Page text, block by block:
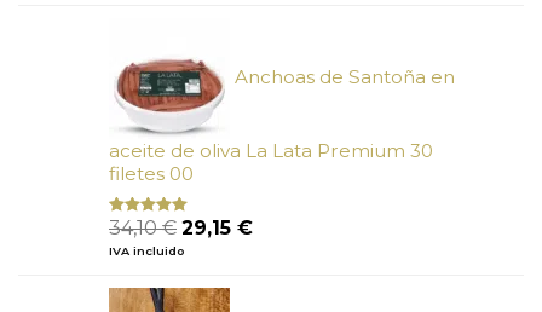
Anchoas de Santoña en
aceite de oliva La Lata Premium 30
filetes 00
Valorado
con
de 5
34,10€ El
precio
era:
29,15 €El
IVA incluido